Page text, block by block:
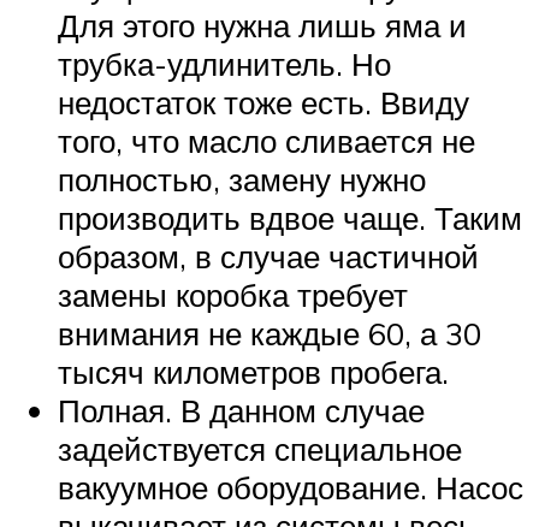
Для этого нужна лишь яма и
трубка-удлинитель. Но
недостаток тоже есть. Ввиду
того, что масло сливается не
полностью, замену нужно
производить вдвое чаще. Таким
образом, в случае частичной
замены коробка требует
внимания не каждые 60, а 30
тысяч километров пробега.
Полная. В данном случае
задействуется специальное
вакуумное оборудование. Насос